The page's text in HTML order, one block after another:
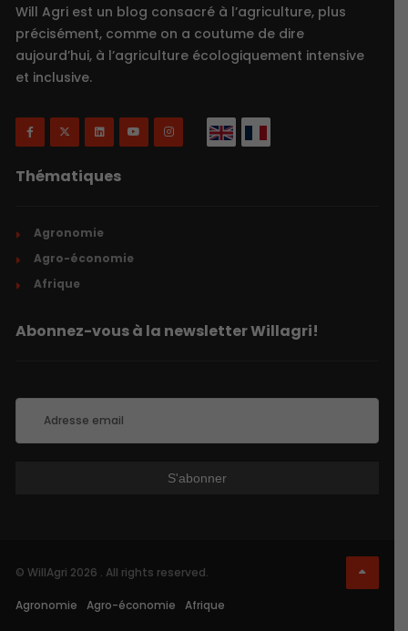
Will Agri est un blog consacré à l’agriculture, plus
précisément, comme on a coutume de dire
aujourd’hui, à l’agriculture écologiquement intensive
et inclusive.
Thématiques
Agronomie
Agro-économie
Afrique
Abonnez-vous à la newsletter Willagri!
© WillAgri 2026 . All rights reserved.
Agronomie Agro-économie Afrique